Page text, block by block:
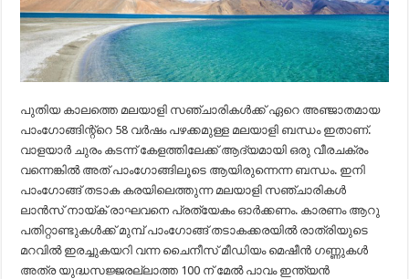
പുതിയ കാലത്തെ മലയാളി സഞ്ചാരികൾക്ക് ഏറെ അഞ്ജാതമായ
പാംഗോങ്ങിന്റ്റെ 58 വർഷം പഴക്കമുള്ള മലയാളി ബന്ധം ഇതാണ്.
വാളയാർ ചുരം കടന്ന് കേളത്തിലേക്ക് ആദ്യമായി ഒരു വീരചക്രം
വന്നെങ്കിൽ അത് പാംഗോങ്ങിലൂടെ ആയിരുന്നെന്ന ബന്ധം. ഇനി
പാംഗോങ്ങ് തടാക കരയിലെത്തുന്ന മലയാളി സഞ്ചാരികൾ
ലാൻസ് നായ്ക് രാഘവനെ പ്രത്യേകം ഓർക്കണം. കാരണം ആറു
പതിറ്റാണ്ടുകൾക്ക് മുമ്പ് പാംഗോങ്ങ് തടാകക്കരയിൽ രാത്രിയുടെ
മറവിൽ ഇരച്ചുകയറി വന്ന ചൈനീസ് മീഡിയം മെഷീൻ ഗണ്ണുകൾ
അത്ര യുദ്ധസജ്ജരല്ലാത്ത 100 ന് മേൽ പാവം ഇന്ത്യൻ